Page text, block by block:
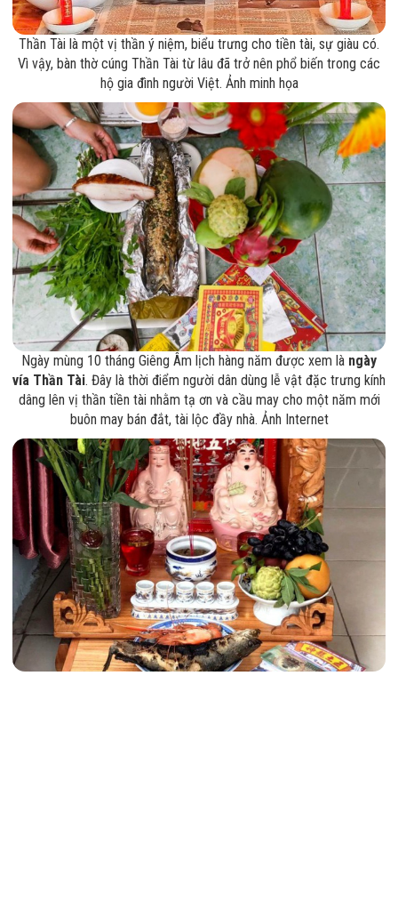
Thần Tài là một vị thần ý niệm, biểu trưng cho tiền tài, sự giàu có.
Vì vậy, bàn thờ cúng Thần Tài từ lâu đã trở nên phổ biến trong các
hộ gia đình người Việt. Ảnh minh họa
Ngày mùng 10 tháng Giêng Âm lịch hàng năm được xem là ngày
vía Thần Tài. Đây là thời điểm người dân dùng lễ vật đặc trưng kính
dâng lên vị thần tiền tài nhằm tạ ơn và cầu may cho một năm mới
buôn may bán đắt, tài lộc đầy nhà. Ảnh Internet